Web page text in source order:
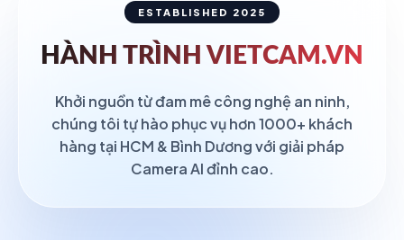
ESTABLISHED 2025
HÀNH TRÌNH VIETCAM.VN
Khởi nguồn từ đam mê công nghệ an ninh,
chúng tôi tự hào phục vụ hơn 1000+ khách
hàng tại HCM & Bình Dương với giải pháp
Camera AI đỉnh cao.